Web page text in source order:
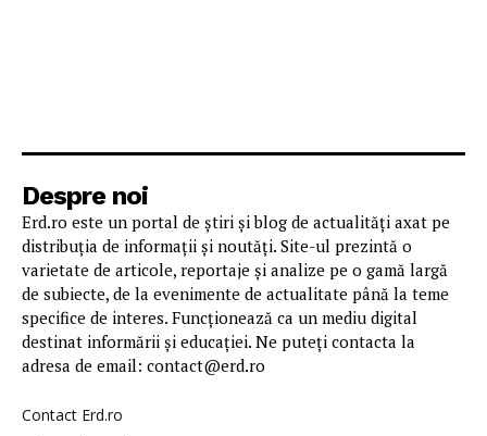
Despre noi
Erd.ro este un portal de știri și blog de actualități axat pe
distribuția de informații și noutăți. Site-ul prezintă o
varietate de articole, reportaje și analize pe o gamă largă
de subiecte, de la evenimente de actualitate până la teme
specifice de interes. Funcționează ca un mediu digital
destinat informării și educației. Ne puteți contacta la
adresa de email: contact@erd.ro
Contact Erd.ro